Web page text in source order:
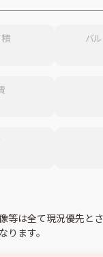
バ
等は全て現況優先と
ります。